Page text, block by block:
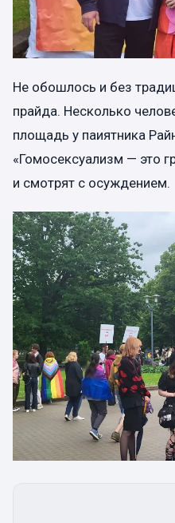
Не обошлось и без
прайда. Несколько
площадь у паиятника
«Гомосексуализм — это
и смотрят с осуждением.